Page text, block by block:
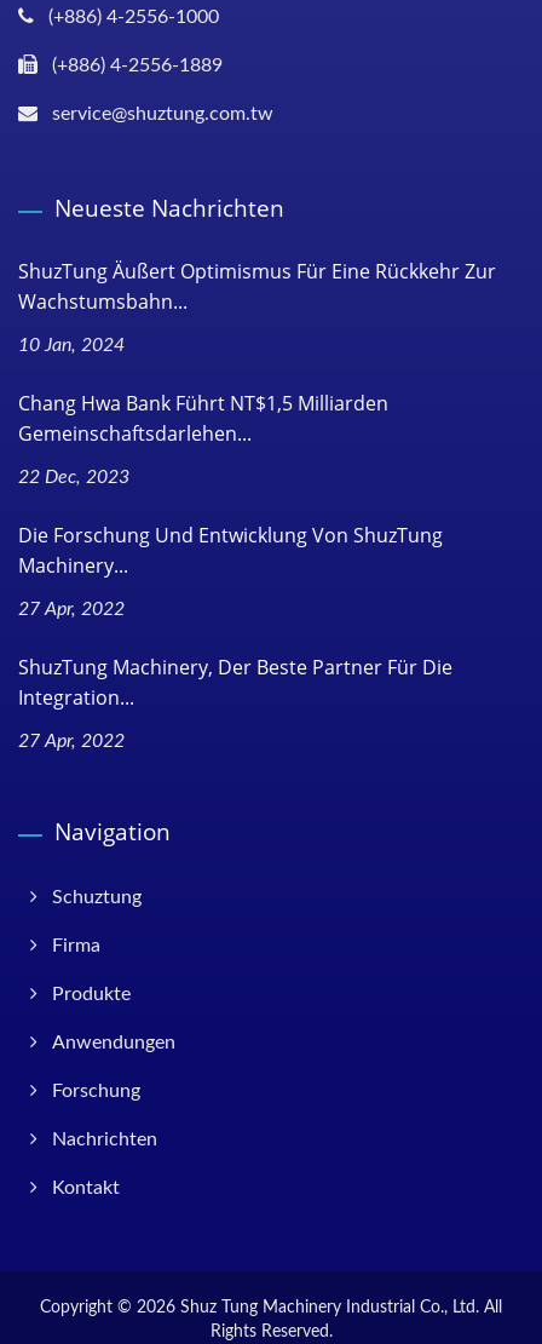
(+886) 4-2556-1000
(+886) 4-2556-1889
service@shuztung.com.tw
Neueste Nachrichten
ShuzTung Äußert Optimismus Für Eine Rückkehr Zur
Wachstumsbahn...
10 Jan, 2024
Chang Hwa Bank Führt NT$1,5 Milliarden
Gemeinschaftsdarlehen...
22 Dec, 2023
Die Forschung Und Entwicklung Von ShuzTung
Machinery...
27 Apr, 2022
ShuzTung Machinery, Der Beste Partner Für Die
Integration...
27 Apr, 2022
Navigation
Schuztung
Firma
Produkte
Anwendungen
Forschung
Nachrichten
Kontakt
Copyright © 2026 Shuz Tung Machinery Industrial Co., Ltd. All
Rights Reserved.